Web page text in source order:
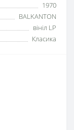
1970
BALKANTON
вініл LP
Класика